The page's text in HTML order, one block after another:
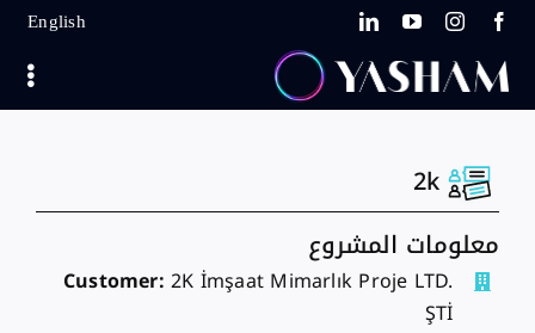
Skip
content
English
2k
معلومات المشروع
Customer:2K İmşaat Mimarlık Proje LTD.
ŞTİ